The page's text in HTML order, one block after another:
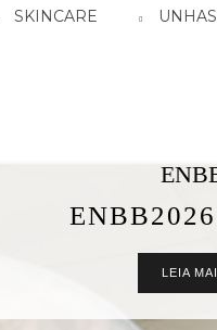
SKINCARE UNHAS
coleção
Esmalte Top
Flores